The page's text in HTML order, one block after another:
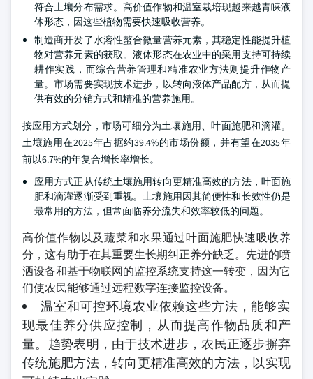
符合土壤分布需求。高价值作物和温室栽培现越来越青睐液
体形态，因这些植物需要快速吸收营养。
制造商开发了水溶性螯合微量营养元素，其稳定性能提升植
物对营养元素的获取。液体形态在农业中的采用支持可持续
耕作实践，而综合营养管理和精准农业方法则提升作物产
量。市场需要实现技术进步，以转向液体产品配方，从而提
供有效的分销方式和精准的营养施用。
按应用方式划分，市场可细分为土壤施用、叶面施肥和滴灌。
土壤施用在2025年占据约39.4%的市场份额，并有望在2035年
前以6.7%的年复合增长率增长。
应用方式正从传统土壤施用转向更精准高效的方法，叶面施
肥和滴灌逐渐受到重视。土壤施用因其简便性和长效性仍是
最常用的方法，但常面临养分流失和效率较低的问题。
高价值作物以及蔬菜和水果通过叶面施肥快速吸收养
分，这有助于在其重要生长期纠正养分缺乏。先进的喷
洒设备和基于物联网的监控系统支持这一转变，因为它
们使农民能够通过远程数字连接监控设备。
温室和可控环境农业依赖这些方法，能够实
现最佳养分供应控制，从而提高作物品质和产
量。趋势表明，由于技术进步，农民正逐步摒弃
传统施肥方法，转向更精准高效的方法，以实现